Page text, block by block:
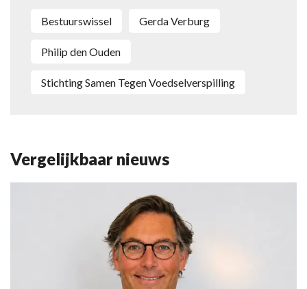
Bestuurswissel Gerda Verburg
Philip den Ouden
Stichting Samen Tegen Voedselverspilling
Vergelijkbaar nieuws